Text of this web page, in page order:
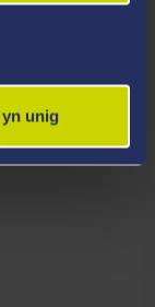
unig